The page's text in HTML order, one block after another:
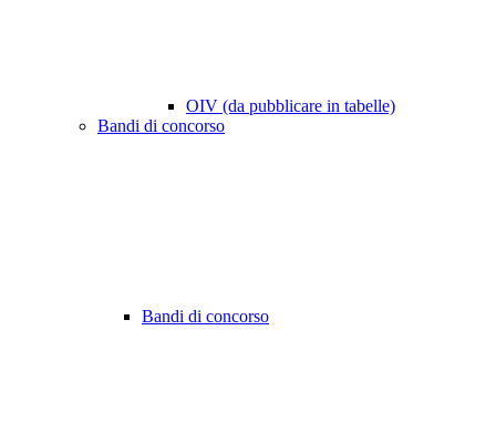
OIV (da pubblicare in tabelle)
Bandi di concorso
Bandi di concorso